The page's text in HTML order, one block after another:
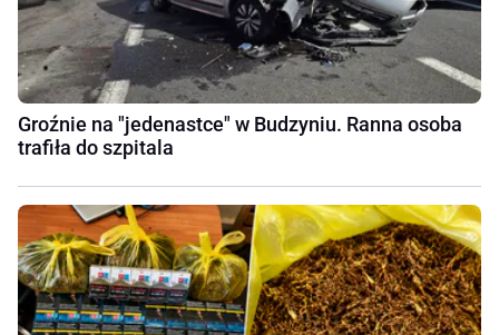
Groźnie na "jedenastce" w Budzyniu. Ranna osoba
trafiła do szpitala